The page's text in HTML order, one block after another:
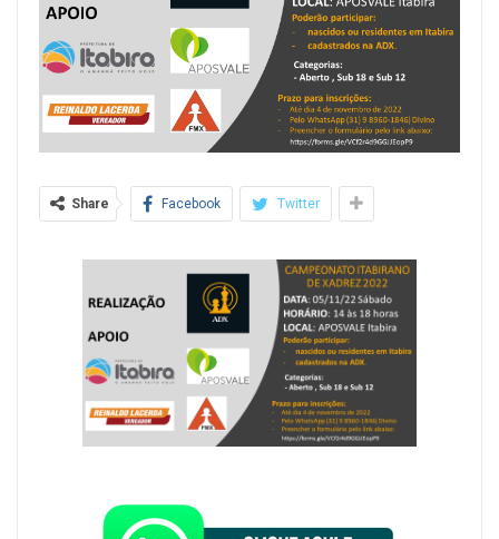
Share Facebook Twitter